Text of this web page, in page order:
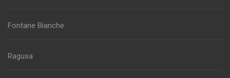
Fontane Bianche
Ragusa